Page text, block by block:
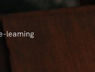
learning